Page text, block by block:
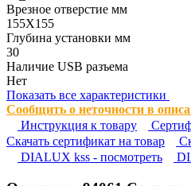
Врезное отверстие мм
155X155
Глубина установки мм
30
Наличие USB разъема
Нет
Показать все характеристики
Сообщить о неточности в
Инструкция к товару
Cкачать сертификат на товар
DIALUX kss - посмотреть